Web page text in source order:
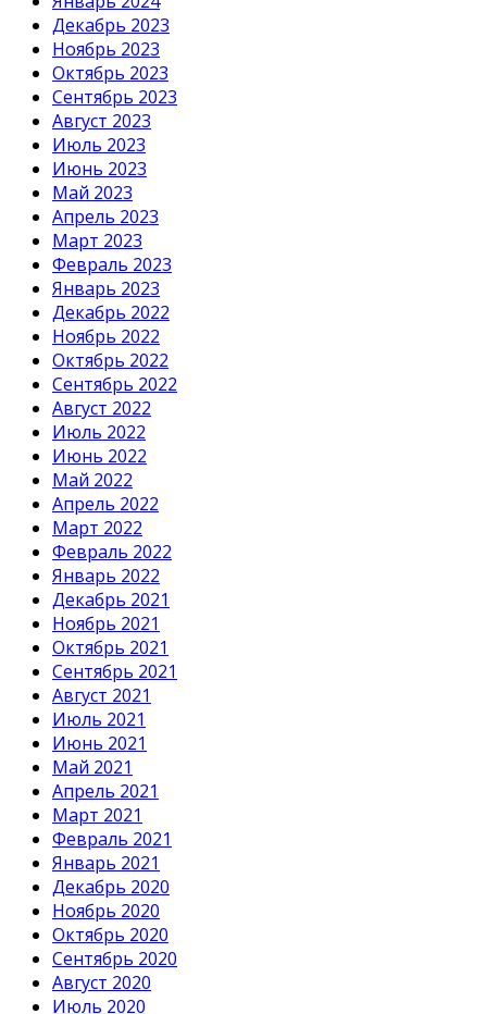
Декабрь 2023
Ноябрь 2023
Октябрь 2023
Сентябрь 2023
Август 2023
Июль 2023
Июнь 2023
Май 2023
Апрель 2023
Март 2023
Февраль 2023
Январь 2023
Декабрь 2022
Ноябрь 2022
Октябрь 2022
Сентябрь 2022
Август 2022
Июль 2022
Июнь 2022
Май 2022
Апрель 2022
Март 2022
Февраль 2022
Январь 2022
Декабрь 2021
Ноябрь 2021
Октябрь 2021
Сентябрь 2021
Август 2021
Июль 2021
Июнь 2021
Май 2021
Апрель 2021
Март 2021
Февраль 2021
Январь 2021
Декабрь 2020
Ноябрь 2020
Октябрь 2020
Сентябрь 2020
Август 2020
Июль 2020